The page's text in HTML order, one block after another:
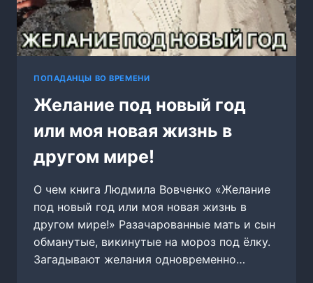
ПОПАДАНЦЫ ВО ВРЕМЕНИ
Желание под новый год
или моя новая жизнь в
другом мире!
О чем книга Людмила Вовченко «Желание
под новый год или моя новая жизнь в
другом мире!» Разачарованные мать и сын
обманутые, викинутые на мороз под ёлку.
Загадывают желания одновременно…